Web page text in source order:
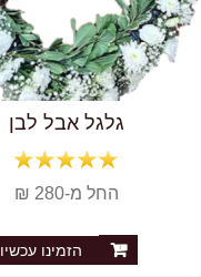
גלגל אבל לבן
החל מ-280 ₪
הזמינו עכשיו